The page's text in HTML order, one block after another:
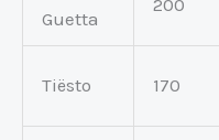
Guetta
200
Tiësto 170